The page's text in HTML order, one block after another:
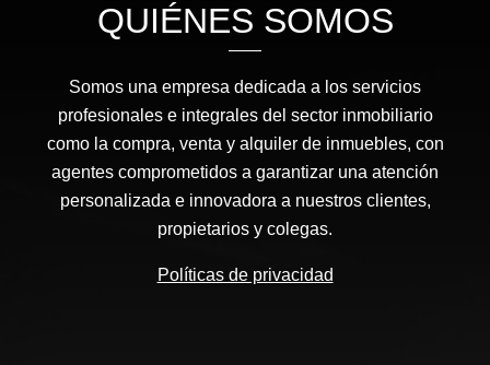
QUIÉNES SOMOS
Somos una empresa dedicada a los servicios
profesionales e integrales del sector inmobiliario
como la compra, venta y alquiler de inmuebles, con
agentes comprometidos a garantizar una atención
personalizada e innovadora a nuestros clientes,
propietarios y colegas.
Políticas de privacidad